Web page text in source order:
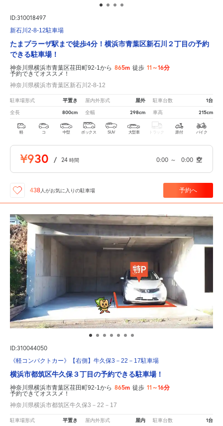
ID:310018497
新石川2-8-12駐車場
たまプラーザ駅まで徒歩4分！横浜市青葉区新石川２丁目の予約
できる駐車場！
神奈川県横浜市青葉区荏田町92-1から 865m 徒歩 11～16分
予約できてオススメ！
神奈川県横浜市青葉区新石川2-8-12
駐車場形式 平置き 屋内外形式 屋外 駐車台数 1台
全長 800cm 全幅 298cm 車高 215cm
軽 コ 中型 ボックス SUV 大型車 トラック 原付 バイク
¥930 / 24 時間 0:00 ～ 0:00 空
438人がお気に入りの駐車場 予約へ
ID:310044050
《軽コンパクトカー》【右側】牛久保3－22－17駐車場
横浜市都筑区牛久保３丁目の予約できる駐車場！
神奈川県横浜市青葉区荏田町92-1から 865m 徒歩 11～16分
予約できてオススメ！
神奈川県横浜市都筑区牛久保3－22－17
駐車場形式 平置き 屋内外形式 屋内 駐車台数 1台